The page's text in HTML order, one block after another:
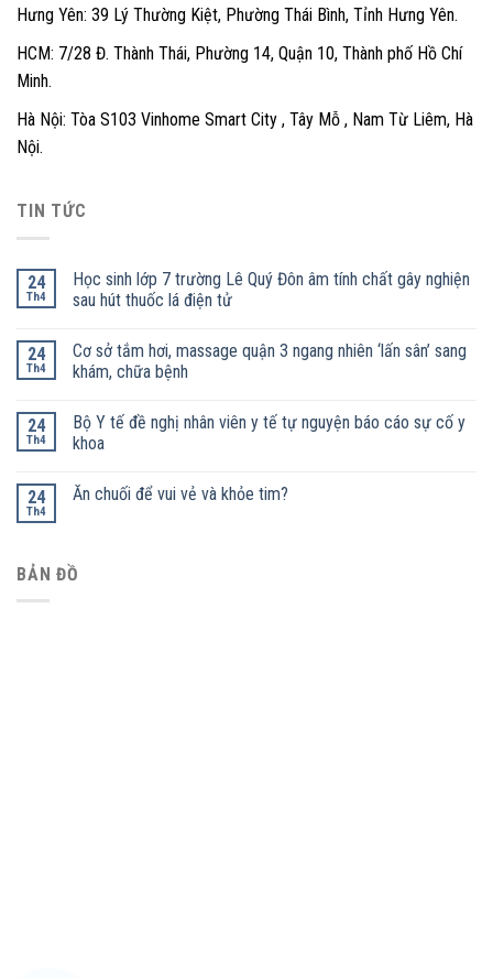
Hưng Yên: 39 Lý Thường Kiệt, Phường Thái Bình, Tỉnh Hưng Yên.
HCM: 7/28 Đ. Thành Thái, Phường 14, Quận 10, Thành phố Hồ Chí
Minh.
Hà Nội: Tòa S103 Vinhome Smart City , Tây Mỗ , Nam Từ Liêm, Hà
Nội.
TIN TỨC
24
Th4
Học sinh lớp 7 trường Lê Quý Đôn âm tính chất gây nghiện
sau hút thuốc lá điện tử
24
Th4
Cơ sở tắm hơi, massage quận 3 ngang nhiên ‘lấn sân’ sang
khám, chữa bệnh
24
Th4
Bộ Y tế đề nghị nhân viên y tế tự nguyện báo cáo sự cố y
khoa
24
Th4
Ăn chuối để vui vẻ và khỏe tim?
BẢN ĐỒ